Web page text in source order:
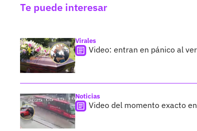
Te puede interesar
Virales
Video: entran en pánico al
Noticias
Video del momento exacto